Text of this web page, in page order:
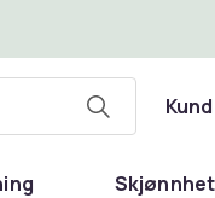
Skjønnhet